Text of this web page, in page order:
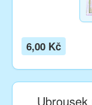
6,00 Kč